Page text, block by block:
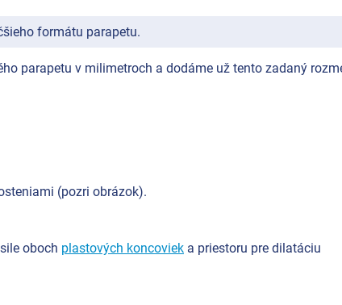
formátu parapetu.
parapetu v milimetroch a dodáme už tento zadaný
(pozri obrázok).
oboch plastových koncoviek a priestoru pre dilatáciu